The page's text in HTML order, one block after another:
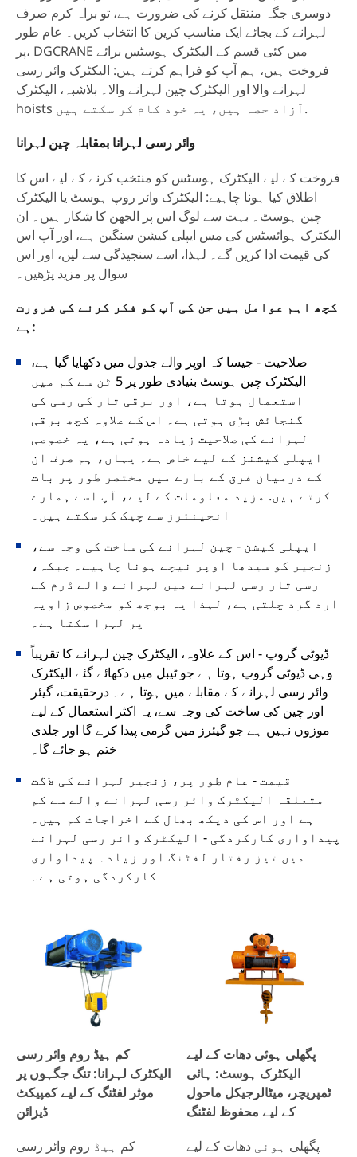
دوسری جگہ منتقل کرنے کی ضرورت ہے، تو براہ کرم صرف
لہرانے کے بجائے ایک مناسب کرین کا انتخاب کریں۔ عام طور
پر، DGCRANE میں کئی قسم کے الیکٹرک ہوسٹس برائے
فروخت ہیں، ہم آپ کو فراہم کرتے ہیں: الیکٹرک وائر رسی
لہرانے والا اور الیکٹرک چین لہرانے والا۔ بلاشبہ، الیکٹرک
hoists آزاد حصہ ہیں، یہ خود کام کر سکتے ہیں.
وائر رسی لہرانا بمقابلہ چین لہرانا
فروخت کے لیے الیکٹرک ہوسٹس کو منتخب کرنے کے لیے اس کا
اطلاق کیا ہونا چاہیے: الیکٹرک وائر روپ ہوسٹ یا الیکٹرک
چین ہوسٹ۔ بہت سے لوگ اس پر الجھن کا شکار ہیں۔ ان
الیکٹرک ہوائسٹس کی مس ایپلی کیشن سنگین ہے، اور آپ اس
کی قیمت ادا کریں گے۔ لہذا، اسے سنجیدگی سے لیں، اور اس
سوال پر مزید پڑھیں۔
کچھ اہم عوامل ہیں جن کی آپ کو فکر کرنے کی ضرورت
ہے:
صلاحیت - جیسا کہ اوپر والے جدول میں دکھایا گیا ہے،
الیکٹرک چین ہوسٹ بنیادی طور پر 5 ٹن سے کم میں
استعمال ہوتا ہے، اور برقی تار کی رسی کی
گنجائش بڑی ہوتی ہے۔ اس کے علاوہ کچھ برقی
لہرانے کی صلاحیت زیادہ ہوتی ہے، یہ خصوصی
ایپلی کیشنز کے لیے خاص ہے۔ یہاں، ہم صرف ان
کے درمیان فرق کے بارے میں مختصر طور پر بات
کرتے ہیں. مزید معلومات کے لیے، آپ اسے ہمارے
انجینئرز سے چیک کر سکتے ہیں۔
ایپلی کیشن - چین لہرانے کی ساخت کی وجہ سے،
زنجیر کو سیدھا اوپر نیچے ہونا چاہیے۔ جبکہ،
رسی تار رسی لہرانے میں لہرانے والے ڈرم کے
ارد گرد چلتی ہے، لہذا یہ بوجھ کو مخصوص زاویہ
پر لہرا سکتا ہے۔
ڈیوٹی گروپ - اس کے علاوہ، الیکٹرک چین لہرانے کا تقریباً
وہی ڈیوٹی گروپ ہوتا ہے جو ٹیبل میں دکھائے گئے الیکٹرک
وائر رسی لہرانے کے مقابلے میں ہوتا ہے۔ درحقیقت، گیئر
اور چین کی ساخت کی وجہ سے، یہ اکثر استعمال کے لیے
موزوں نہیں ہے جو گیئرز میں گرمی پیدا کرے گا اور جلدی
ختم ہو جائے گا۔
قیمت - عام طور پر، زنجیر لہرانے کی لاگت
متعلقہ الیکٹرک وائر رسی لہرانے والے سے کم
ہے اور اس کی دیکھ بھال کے اخراجات کم ہیں۔
پیداواری کارکردگی - الیکٹرک وائر رسی لہرانے
میں تیز رفتار لفٹنگ اور زیادہ پیداواری
کارکردگی ہوتی ہے۔
کم ہیڈ روم وائر رسی
الیکٹرک لہرانا: تنگ جگہوں پر
موثر لفٹنگ کے لیے کمپیکٹ
ڈیزائن
کم ہیڈ روم وائر رسی
پگھلی ہوئی دھات کے لیے
الیکٹرک ہوسٹ: ہائی
ٹمپریچر، میٹالرجیکل ماحول
کے لیے محفوظ لفٹنگ
پگھلی ہوئی دھات کے لیے